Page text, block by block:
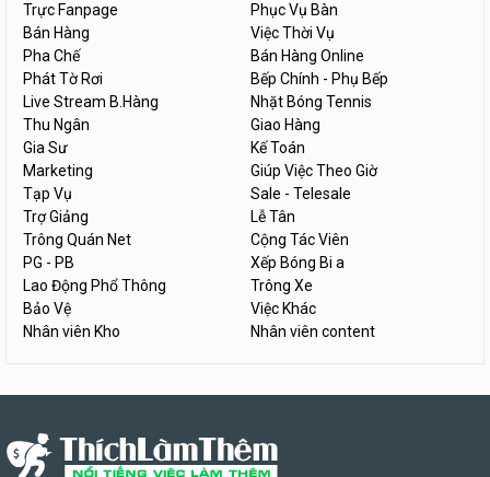
Trực Fanpage
Phục Vụ Bàn
Bán Hàng
Việc Thời Vụ
Pha Chế
Bán Hàng Online
Phát Tờ Rơi
Bếp Chính - Phụ Bếp
Live Stream B.Hàng
Nhặt Bóng Tennis
Thu Ngân
Giao Hàng
Gia Sư
Kế Toán
Marketing
Giúp Việc Theo Giờ
Tạp Vụ
Sale - Telesale
Trợ Giảng
Lễ Tân
Trông Quán Net
Cộng Tác Viên
PG - PB
Xếp Bóng Bi a
Lao Động Phổ Thông
Trông Xe
Bảo Vệ
Việc Khác
Nhân viên Kho
Nhân viên content